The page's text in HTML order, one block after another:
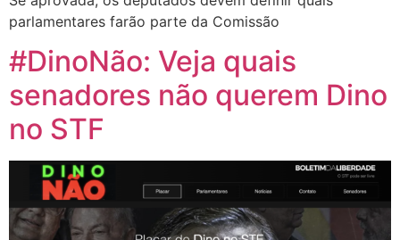
parlamentares farão parte da Comissão
#DinoNão: Veja quais
senadores não querem Dino
no STF